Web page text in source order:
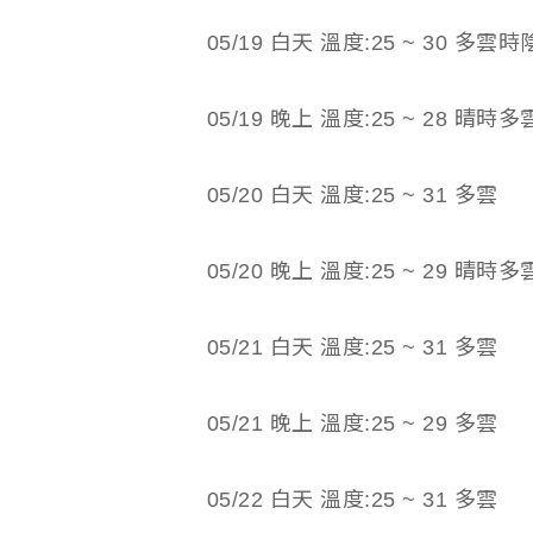
05/19 白天 溫度:25 ~ 30 多雲時
05/19 晚上 溫度:25 ~ 28 晴時多
05/20 白天 溫度:25 ~ 31 多雲
05/20 晚上 溫度:25 ~ 29 晴時多
05/21 白天 溫度:25 ~ 31 多雲
05/21 晚上 溫度:25 ~ 29 多雲
05/22 白天 溫度:25 ~ 31 多雲